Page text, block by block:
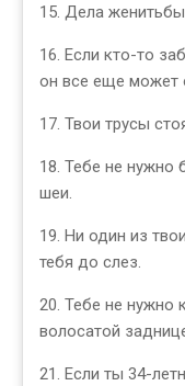
15. Дела
16. Если кто-то
он все еще может
17. Твои трусы
18. Тебе не нужно
шеи.
19. Ни один из
тебя до слез.
20. Тебе не нужно
волосатой
21. Если ты 34-